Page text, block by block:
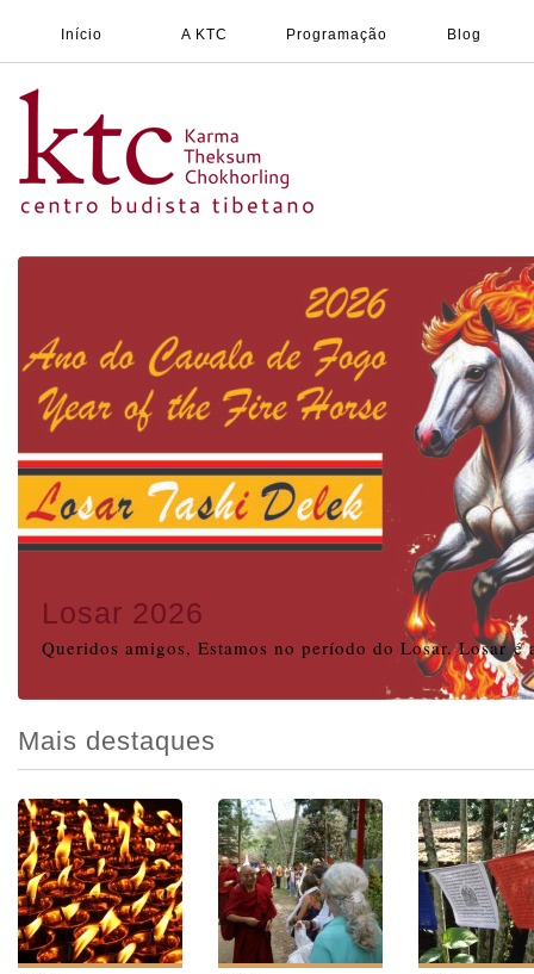
Início A KTC Programação Blog
Losar 2026
Queridos amigos, Estamos no período do Losar. Losar
Mais destaques